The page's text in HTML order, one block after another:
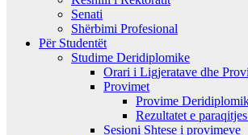
Senati
Shërbimi Profesional
Për Studentët
Studime Deridiplomike
Orari i Ligjeratave dhe
Provimet
Provime
Rezultatet e
Sesioni Shtese i provimeve